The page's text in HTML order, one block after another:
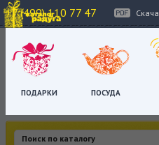
+7 (499) 110 77 47
ПОДАРКИ ПОСУДА